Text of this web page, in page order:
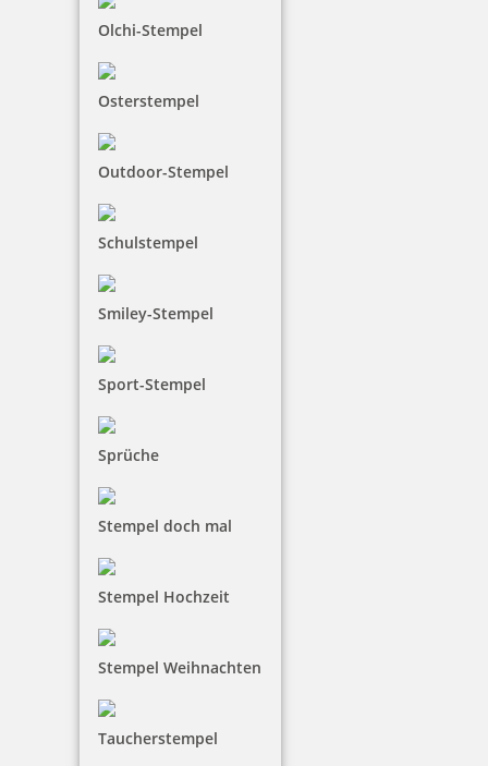
Olchi-Stempel
Osterstempel
Outdoor-Stempel
Schulstempel
Smiley-Stempel
Sport-Stempel
Sprüche
Stempel doch mal
Stempel Hochzeit
Stempel Weihnachten
Taucherstempel
inkl. 10 % Rabatt0,87 €
inkl. 10 % Rabatt0,87 €
trodat edy T-Rex Dinosaurier Stempel